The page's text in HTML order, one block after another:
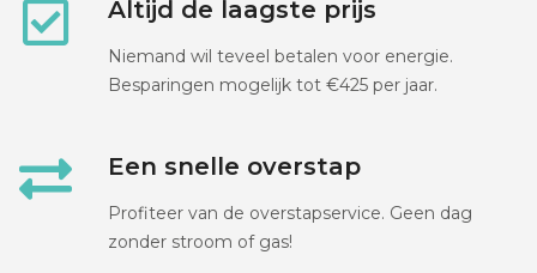
Altijd de laagste prijs
Niemand wil teveel betalen voor energie.
Besparingen mogelijk tot €425 per jaar.
Een snelle overstap
Profiteer van de overstapservice. Geen dag
zonder stroom of gas!